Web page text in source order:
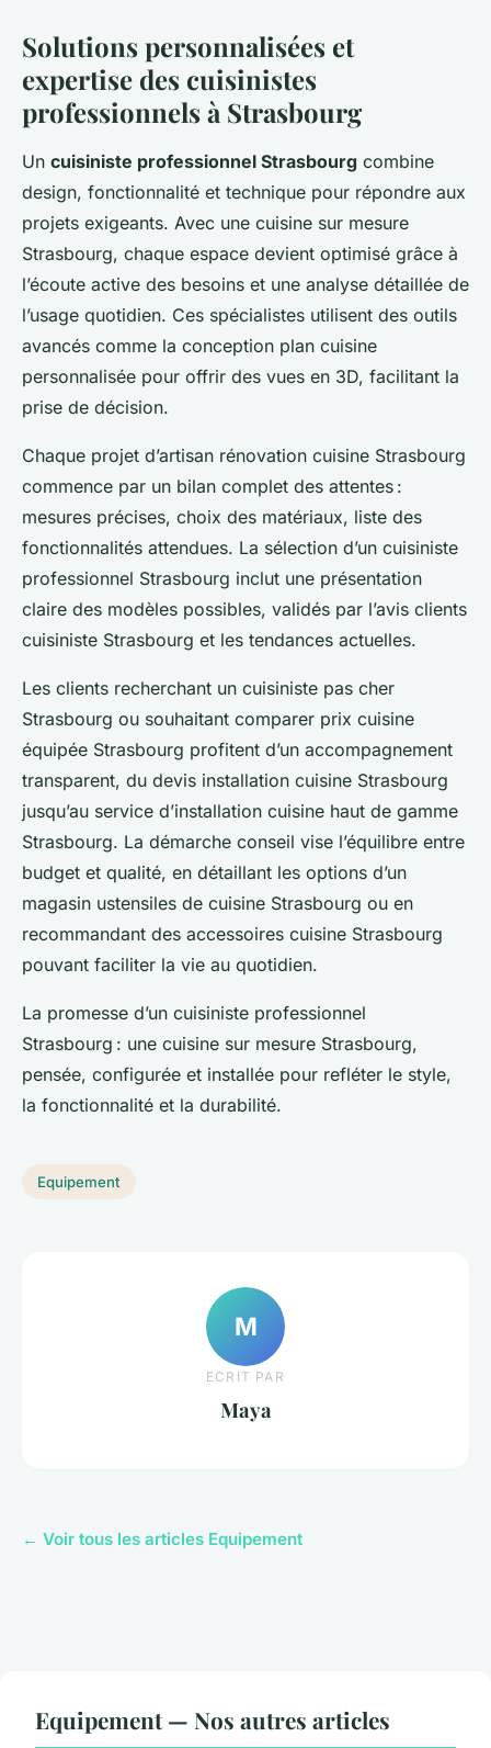
Solutions personnalisées et
expertise des cuisinistes
professionnels à Strasbourg
Un cuisiniste professionnel Strasbourg combine
design, fonctionnalité et technique pour répondre aux
projets exigeants. Avec une cuisine sur mesure
Strasbourg, chaque espace devient optimisé grâce à
l’écoute active des besoins et une analyse détaillée de
l’usage quotidien. Ces spécialistes utilisent des outils
avancés comme la conception plan cuisine
personnalisée pour offrir des vues en 3D, facilitant la
prise de décision.
Chaque projet d’artisan rénovation cuisine Strasbourg
commence par un bilan complet des attentes :
mesures précises, choix des matériaux, liste des
fonctionnalités attendues. La sélection d’un cuisiniste
professionnel Strasbourg inclut une présentation
claire des modèles possibles, validés par l’avis clients
cuisiniste Strasbourg et les tendances actuelles.
Les clients recherchant un cuisiniste pas cher
Strasbourg ou souhaitant comparer prix cuisine
équipée Strasbourg profitent d’un accompagnement
transparent, du devis installation cuisine Strasbourg
jusqu’au service d’installation cuisine haut de gamme
Strasbourg. La démarche conseil vise l’équilibre entre
budget et qualité, en détaillant les options d’un
magasin ustensiles de cuisine Strasbourg ou en
recommandant des accessoires cuisine Strasbourg
pouvant faciliter la vie au quotidien.
La promesse d’un cuisiniste professionnel
Strasbourg : une cuisine sur mesure Strasbourg,
pensée, configurée et installée pour refléter le style,
la fonctionnalité et la durabilité.
Equipement
M
ECRIT PAR
Maya
← Voir tous les articles Equipement
Equipement — Nos autres articles